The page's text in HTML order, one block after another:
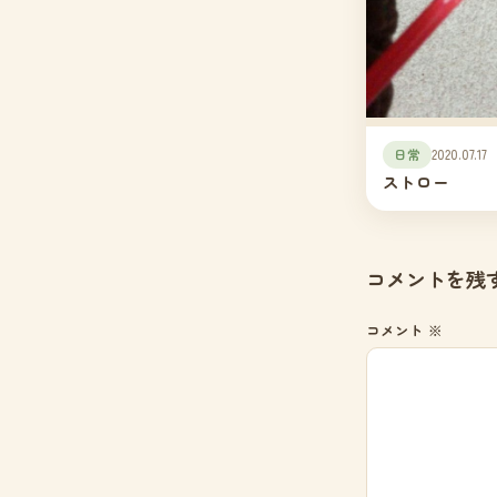
日常 2020.07.17
ストロー
コメントを残
コメント ※